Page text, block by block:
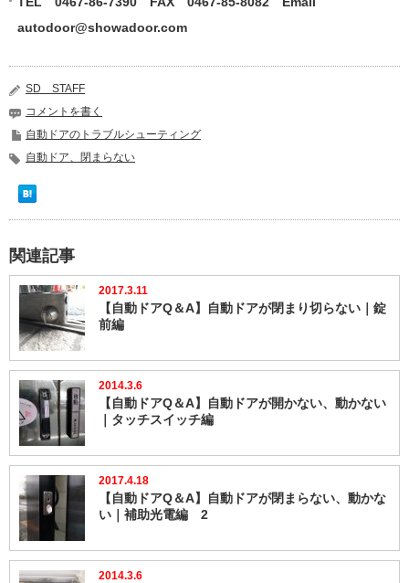
autodoor@showadoor.com
SD STAFF
コメントを書く
自動ドアのトラブルシューティング
自動ドア、閉まらない
関連記事
2017.3.11
【自動ドアQ＆A】自動ドアが閉まり切らない｜錠
前編
2014.3.6
【自動ドアQ＆A】自動ドアが開かない、動かない
｜タッチスイッチ編
2017.4.18
【自動ドアQ＆A】自動ドアが閉まらない、動かな
い｜補助光電編 2
2014.3.6